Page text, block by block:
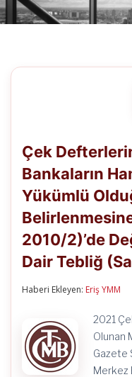
Çek
Bankaların
Yükümlü
2010/2)’de
Dair Tebliğ
Haberi Ekleyen: Eriş YMM
2021
Olunan
Gazete
Merkez